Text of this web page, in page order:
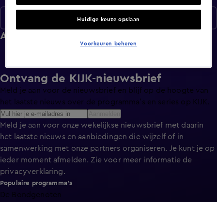
Afleveringen
Ontvang de KIJK-nieuwsbrief
Meld je aan voor de nieuwsbrief en blijf op de hoogte van
het laatste nieuws over de programma’s en series op KIJK.
Meld je aan voor onze wekelijkse nieuwsbrief met daarin
het laatste nieuws en aanbiedingen die wijzelf of in
samenwerking met onze partners organiseren. Je kunt je op
ieder moment afmelden. Zie voor meer informatie de
privacyverklaring.
Populaire programma's
De Bondgenoten
Huidige keuze opslaan
Voorkeuren beheren